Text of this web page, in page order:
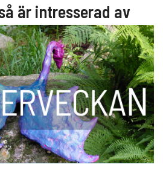
är intresserad av